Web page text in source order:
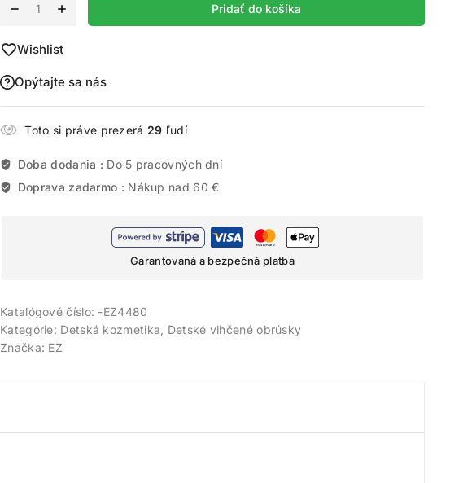
Pridať do košíka
Wishlist
Opýtajte sa nás
Toto si práve prezerá 29 ľudí
Doba dodania : Do 5 pracovných dní
Doprava zadarmo : Nákup nad 60 €
Garantovaná a bezpečná platba
Katalógové číslo: -EZ4480
Kategórie: Detská kozmetika
Detské vlhčené obrúsky
Značka: EZ